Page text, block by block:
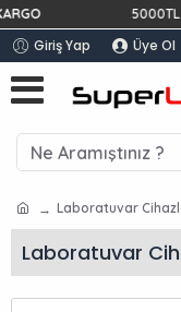
5000TL VE
Giriş Yap Üye Ol
Laboratuvar
Laboratuvar